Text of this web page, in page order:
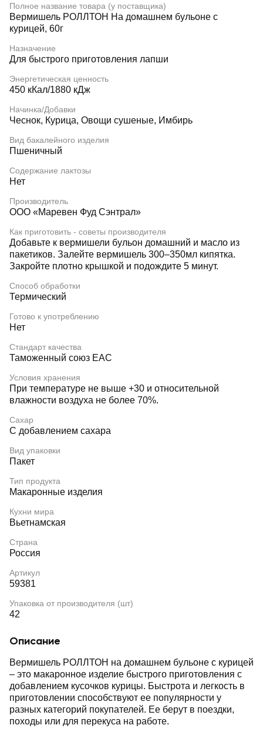
Полное название товара (у поставщика)
Вермишель РОЛЛТОН На домашнем бульоне с
курицей, 60г
Назначение
Для быстрого приготовления лапши
Энергетическая ценность
450 кКал/1880 кДж
Начинка/Добавки
Чеснок, Курица, Овощи сушеные, Имбирь
Вид бакалейного изделия
Пшеничный
Содержание лактозы
Нет
Производитель
ООО «Маревен Фуд Сэнтрал»
Как приготовить - советы производителя
Добавьте к вермишели бульон домашний и масло из
пакетиков. Залейте вермишель 300–350мл кипятка.
Закройте плотно крышкой и подождите 5 минут.
Способ обработки
Термический
Готово к употреблению
Нет
Стандарт качества
Таможенный союз EAC
Условия хранения
При температуре не выше +30 и относительной
влажности воздуха не более 70%.
Сахар
С добавлением сахара
Вид упаковки
Пакет
Тип продукта
Макаронные изделия
Кухни мира
Вьетнамская
Страна
Россия
Артикул
59381
Упаковка от производителя (шт)
42
Описание
Вермишель РОЛЛТОН на домашнем бульоне с курицей
– это макаронное изделие быстрого приготовления с
добавлением кусочков курицы. Быстрота и легкость в
приготовлении способствуют ее популярности у
разных категорий покупателей. Ее берут в поездки,
походы или для перекуса на работе.